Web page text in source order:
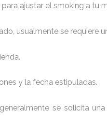
ajustar el smoking a tu
usualmente se requiere
y la fecha estipuladas.
se solicita